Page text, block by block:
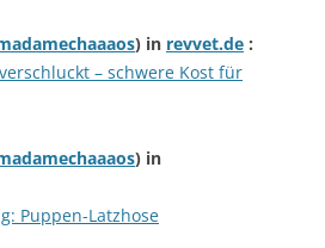
) in revvet.de :
– schwere Kost für
) in
Puppen-Latzhose